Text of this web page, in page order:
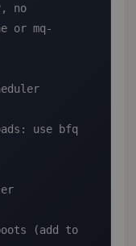
no
or mq-
use bfq
(add to